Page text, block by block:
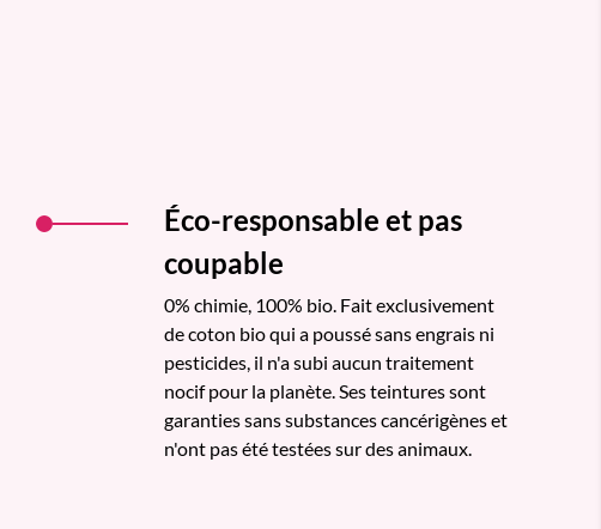
Éco-responsable et pas
coupable
0% chimie, 100% bio. Fait exclusivement
de coton bio qui a poussé sans engrais ni
pesticides, il n'a subi aucun traitement
nocif pour la planète. Ses teintures sont
garanties sans substances cancérigènes et
n'ont pas été testées sur des animaux.